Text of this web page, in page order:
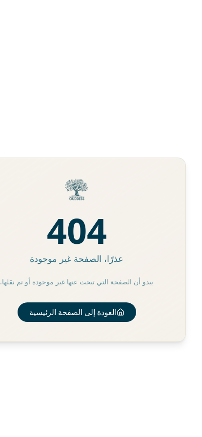
404
عذرًا، الصفحة غير موجودة
يبدو أن الصفحة التي تبحث عنها غير موجودة أو تم نقلها.
العودة إلى الصفحة الرئيسية